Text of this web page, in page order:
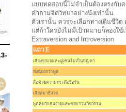
แบบทดสอบนี้ไม่จำเป็นต้องตรงกับ
คำถามจิตวิทยาอย่างนึงเท่านั้น
ตัวเรานั้น ควรจะเลือกทางเดินชีวิต
แต่ถ้าใครยังไม่มีเป้าหมายก็ลองใช้
Extraversion and Introversion
แถว E
เสียงจอแจและฝูงชนไม่เป็นปัญหา
ฟังน้อยกว่าพูด
สื่อด้วยความกระตือรือร้น
เสียสมาธิง่าย
พูดคุยกับคนง่ายและชอบร่วมกิจกรรม